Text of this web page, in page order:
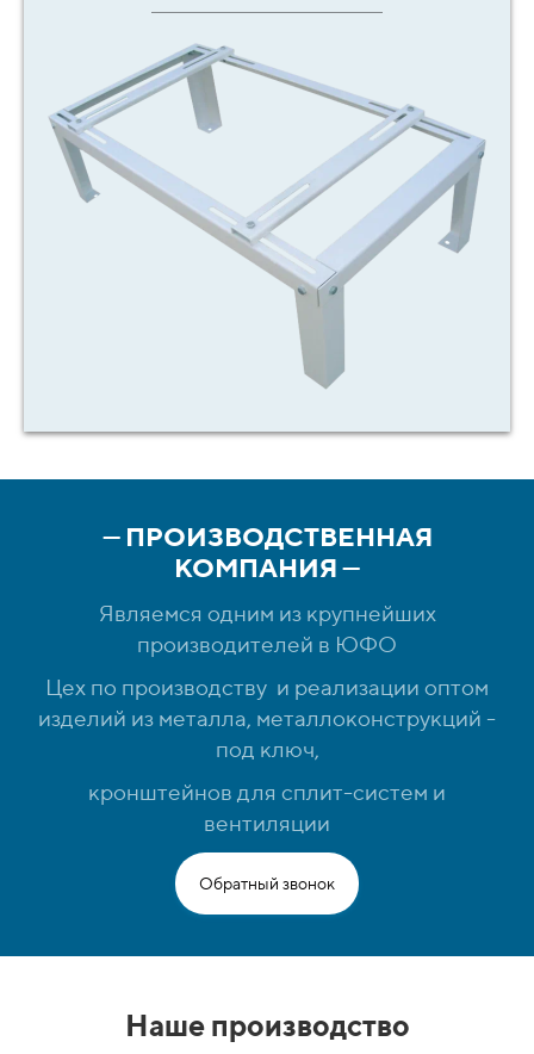
— ПРОИЗВОДСТВЕННАЯ
КОМПАНИЯ—
Являемся одним из крупнейших
производителей в ЮФО
Цех по производству и реализации оптом
изделий из металла, металлоконструкций -
под ключ,
кронштейнов для сплит-систем и
вентиляции
Обратный звонок
Наше производство